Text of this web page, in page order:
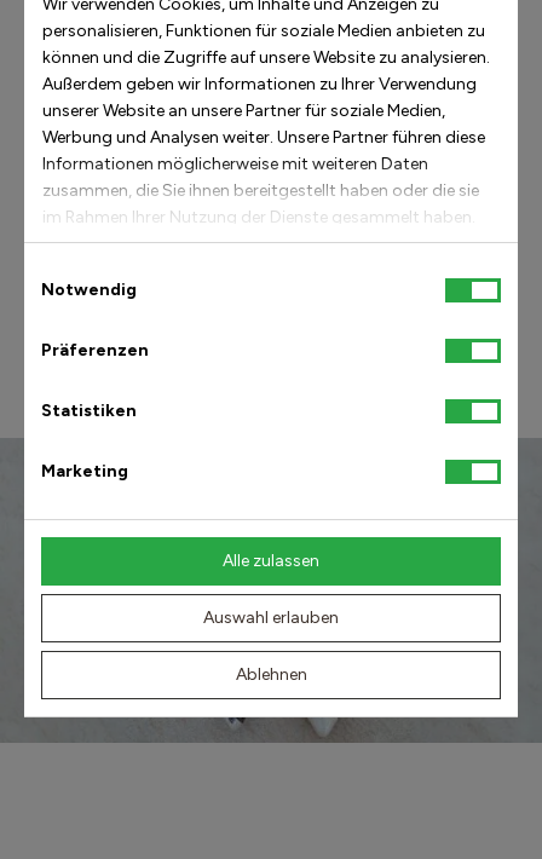
Wir verwenden Cookies, um Inhalte und Anzeigen zu
personalisieren, Funktionen für soziale Medien anbieten zu
können und die Zugriffe auf unsere Website zu analysieren.
Außerdem geben wir Informationen zu Ihrer Verwendung
unserer Website an unsere Partner für soziale Medien,
Werbung und Analysen weiter. Unsere Partner führen diese
Informationen möglicherweise mit weiteren Daten
zusammen, die Sie ihnen bereitgestellt haben oder die sie
im Rahmen Ihrer Nutzung der Dienste gesammelt haben.
Notwendig
Präferenzen
Statistiken
Marketing
Alle zulassen
Auswahl erlauben
Ablehnen
was für unsere Kunden am besten ist, hat für uns
oberste Priorität.
Die Leiste und die Form von Stinaa.J-Schuhen passen
den allermeisten Füßen, bieten Stoßdämpfung und
Entlastung in jeder der vier Phasen des Gangs (Gehen,
Laufen) wie: Kontaktphase (Fersenauftritt), Fuß-
Flachphase (Belastungsreaktion), mittlere Standphase
und Antriebsphase (Abstoß, Beschleunigung, mittlerer
Schwung, Verzögerung). Der gewünschte Effekt und
die wichtigste Eigenschaft unserer Schuhe ist die
wie möglich ist und Ihre Füße, Knie, Hüften und der